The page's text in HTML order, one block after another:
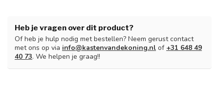
Heb je vragen over dit product?
Of heb je hulp nodig met bestellen? Neem gerust contact
met ons op via info@kastenvandekoning.nl of +31 648 49
40 73. We helpen je graag!!